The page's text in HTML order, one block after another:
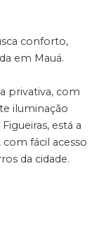
conforto,
em Mauá.
privativa, com
iluminação
está a
fácil acesso
da cidade.